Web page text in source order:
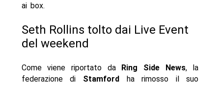
ai box.
Seth Rollins tolto dai Live Event
del weekend
Come viene riportato da Ring Side News, la
federazione di Stamford
ha rimosso il suo